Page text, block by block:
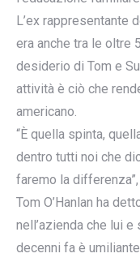
L’ex rappresentante
era anche tra le oltre
desiderio di Tom e
attività è ciò che
americano.
“È quella spinta,
dentro tutti noi che
faremo la
Tom O’Hanlan ha
nell’azienda che lui
decenni fa è